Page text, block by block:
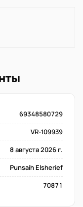
69348580729
VR-109939
8 августа 2026 г.
Punsaih Elsherief
70871